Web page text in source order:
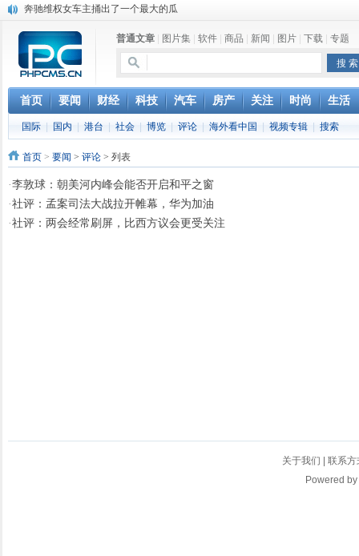
奔驰维权女车主捅出了一个最大的瓜
DS四款新能源车型上海车展亚洲首秀
苹果与高通和解 英特尔失去重要移动客户
小米高管：虽然高通与苹果和解，但5G iPhone最快明年下半年发布
iOS 13加入黑暗模式 多功能加持6月份见
高通与苹果达成和解，双方达成6年许可协议
巴黎圣母院大火肆虐，人类文明的一场浩劫
普通文章 图片集 软件 商品 新闻 图片 下载 专题
首页 要闻 财经 科技 汽车 房产 关注 时尚 生活
国际 国内 港台 社会 博览 评论 海外看中国 视频专辑 搜索
首页 > 要闻 > 评论 > 列表
·李敦球：朝美河内峰会能否开启和平之窗
·社评：孟案司法大战拉开帷幕，华为加油
·社评：两会经常刷屏，比西方议会更受关注
关于我们
联系方
Powered by